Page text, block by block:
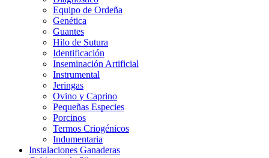
Equipo de Ordeña
Genética
Guantes
Hilo de Sutura
Identificación
Inseminación Artificial
Instrumental
Jeringas
Ovino y Caprino
Pequeñas Especies
Porcinos
Termos Criogénicos
Indumentaria
Instalaciones Ganaderas